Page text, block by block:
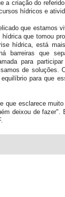
a criação do
hídricos e
que estamos
que tomou
hídrica, está
barreiras que
para
de soluções.
para que
que esclarece
deixou de fazer".